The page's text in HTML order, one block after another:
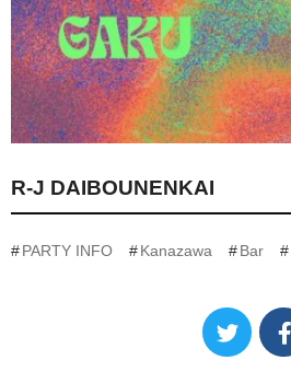
R-J DAIBOUNENKAI
PARTY INFO Kanazawa Bar